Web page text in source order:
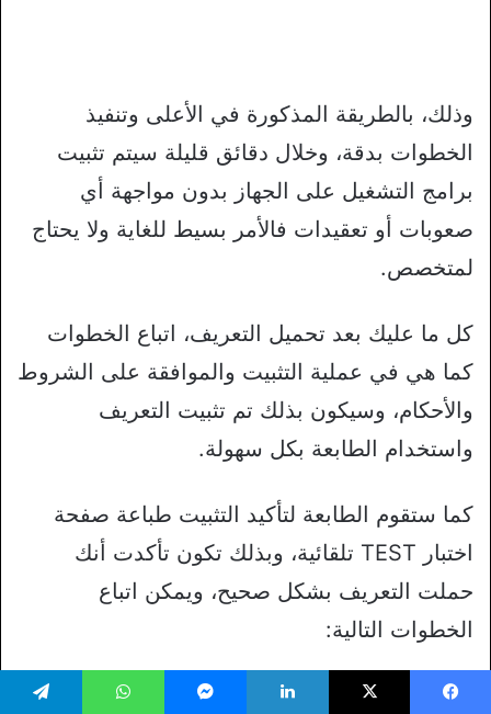
وذلك، بالطريقة المذكورة في الأعلى وتنفيذ
الخطوات بدقة، وخلال دقائق قليلة سيتم تثبيت
برامج التشغيل على الجهاز بدون مواجهة أي
صعوبات أو تعقيدات فالأمر بسيط للغاية ولا يحتاج
لمتخصص.
كل ما عليك بعد تحميل التعريف، اتباع الخطوات
كما هي في عملية التثبيت والموافقة على الشروط
والأحكام، وسيكون بذلك تم تثبيت التعريف
واستخدام الطابعة بكل سهولة.
كما ستقوم الطابعة لتأكيد التثبيت طباعة صفحة
اختبار TEST تلقائية، وبذلك تكون تأكدت أنك
حملت التعريف بشكل صحيح، ويمكن اتباع
الخطوات التالية:
في نظام ويندوز 8، يتم النقر يمينًا بالماوس